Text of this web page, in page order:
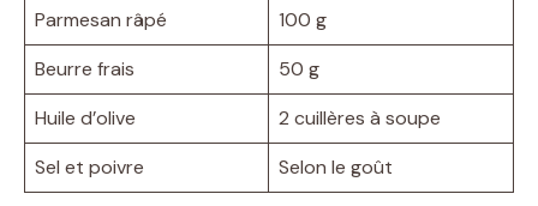
Parmesan râpé
100 g
Beurre frais
50 g
Huile d’olive
2 cuillères à soupe
Sel et poivre
Selon le goût